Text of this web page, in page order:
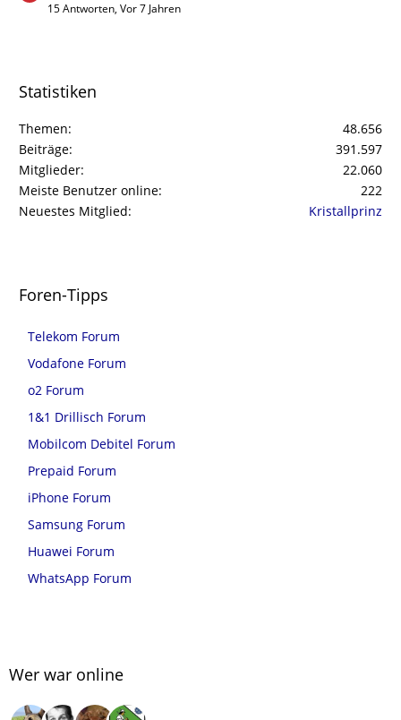
15 Antworten, Vor 7 Jahren
Statistiken
Themen
48.656
Beiträge
391.597
Mitglieder
22.060
Meiste Benutzer online
222
Neuestes Mitglied
Kristallprinz
Foren-Tipps
Telekom Forum
Vodafone Forum
o2 Forum
1&1 Drillisch Forum
Mobilcom Debitel Forum
Prepaid Forum
iPhone Forum
Samsung Forum
Huawei Forum
WhatsApp Forum
Wer war online